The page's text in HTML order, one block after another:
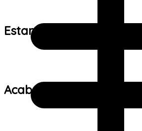
Estampa:
Acabamento: